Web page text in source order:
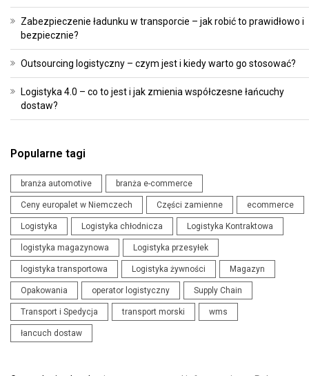
Zabezpieczenie ładunku w transporcie – jak robić to prawidłowo i
bezpiecznie?
Outsourcing logistyczny – czym jest i kiedy warto go stosować?
Logistyka 4.0 – co to jest i jak zmienia współczesne łańcuchy
dostaw?
Popularne tagi
branża automotive branża e-commerce
Ceny europalet w Niemczech Części zamienne ecommerce
Logistyka Logistyka chłodnicza Logistyka Kontraktowa
logistyka magazynowa Logistyka przesyłek
logistyka transportowa Logistyka żywności Magazyn
Opakowania operator logistyczny Supply Chain
Transport i Spedycja transport morski wms
łancuch dostaw